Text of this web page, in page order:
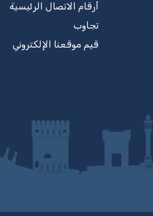
أرقام الاتصال الرئيسية
تجاوب
قيم موقعنا الإلكتروني